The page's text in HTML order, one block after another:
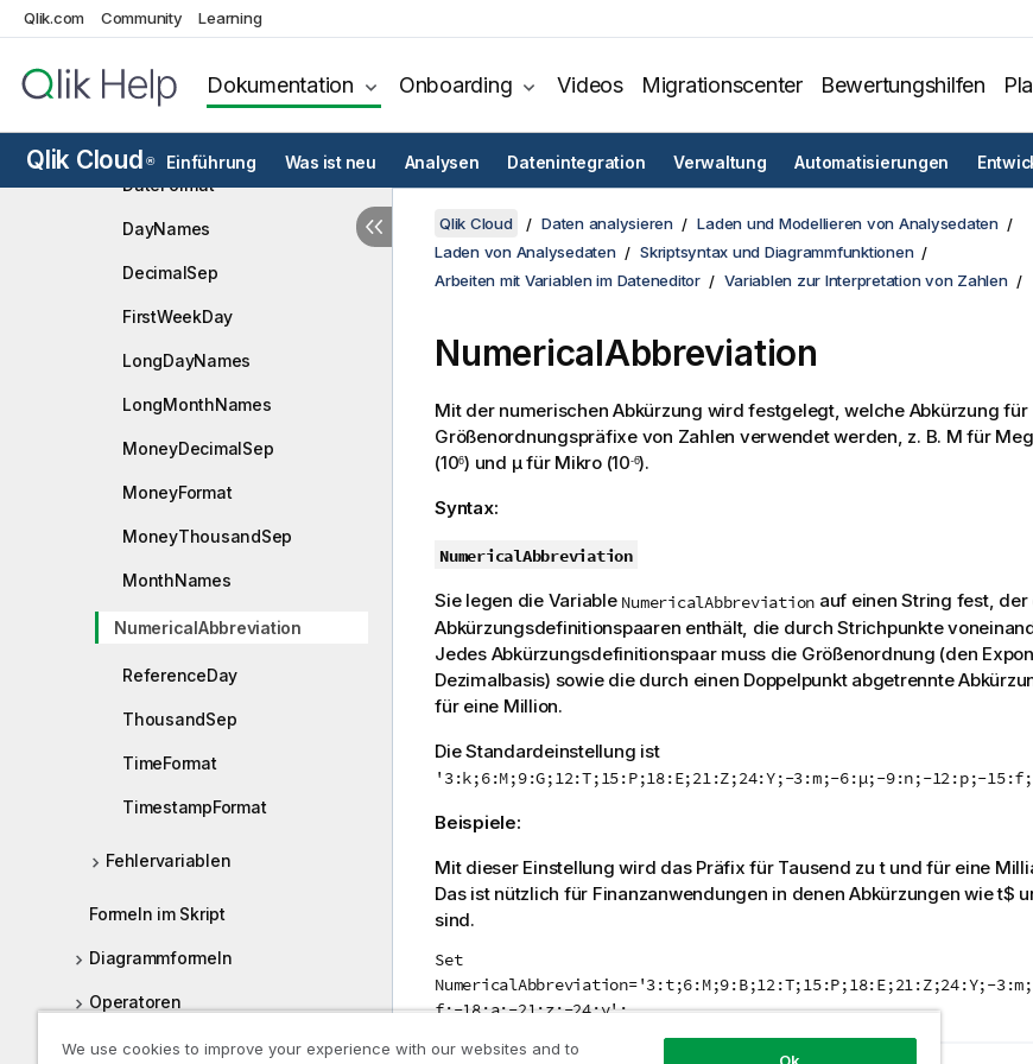
Qlik.com Community Learning
Dokumentation Onboarding Videos Migrationscenter Bewertungshilfen
Qlik Cloud ® Einführung Was ist neu Analysen Datenintegration Verwaltung Automatisierungen
Variablen zur Verarbeitung der
Werte
Variablen zur Interpretation von
Zahlen
DateFormat
DayNames
DecimalSep
FirstWeekDay
LongDayNames
LongMonthNames
MoneyDecimalSep
MoneyFormat
MoneyThousandSep
MonthNames
NumericalAbbreviation
ReferenceDay
ThousandSep
TimeFormat
TimestampFormat
Fehlervariablen
Formeln im Skript
Diagrammformeln
Operatoren
Skript- und Diagrammfunktionen
Qlik Cloud Daten analysieren
Laden und Modellieren von Analysedaten
Laden von Analysedaten
Skriptsyntax und Diagrammfunktionen
Arbeiten mit Variablen im Dateneditor
Variablen zur Interpretation von Zahlen
NumericalAbbreviation
Mit der numerischen Abkürzung wird festgelegt, welche Abkürzung für
Größenordnungspräfixe von Zahlen verwendet werden, z. B. M für
(106) und µfür Mikro (10-6).
Syntax:
NumericalAbbreviation
Sie legen die Variable NumericalAbbreviation auf einen String fest, der
Abkürzungsdefinitionspaaren enthält, die durch Strichpunkte
Jedes Abkürzungsdefinitionspaar muss die Größenordnung (den
Dezimalbasis) sowie die durch einen Doppelpunkt abgetrennte
für eine Million.
Die Standardeinstellung ist
'3:k;6:M;9:G;12:T;15:P;18:E;21:Z;24:Y;-3:m;-6:µ;-9:n;-12:p;-
Beispiele:
Mit dieser Einstellung wird das Präfix für Tausend zutund für eine
Das ist nützlich für Finanzanwendungen in denen Abkürzungen wie t$
sind.
Set
NumericalAbbreviation='3:t;6:M;9:B;12:T;15:P;18:E;21:Z;24:Y;-
f;-18:a;-21:z;-24:y';
We use cookies to improve your experience with our websites and to